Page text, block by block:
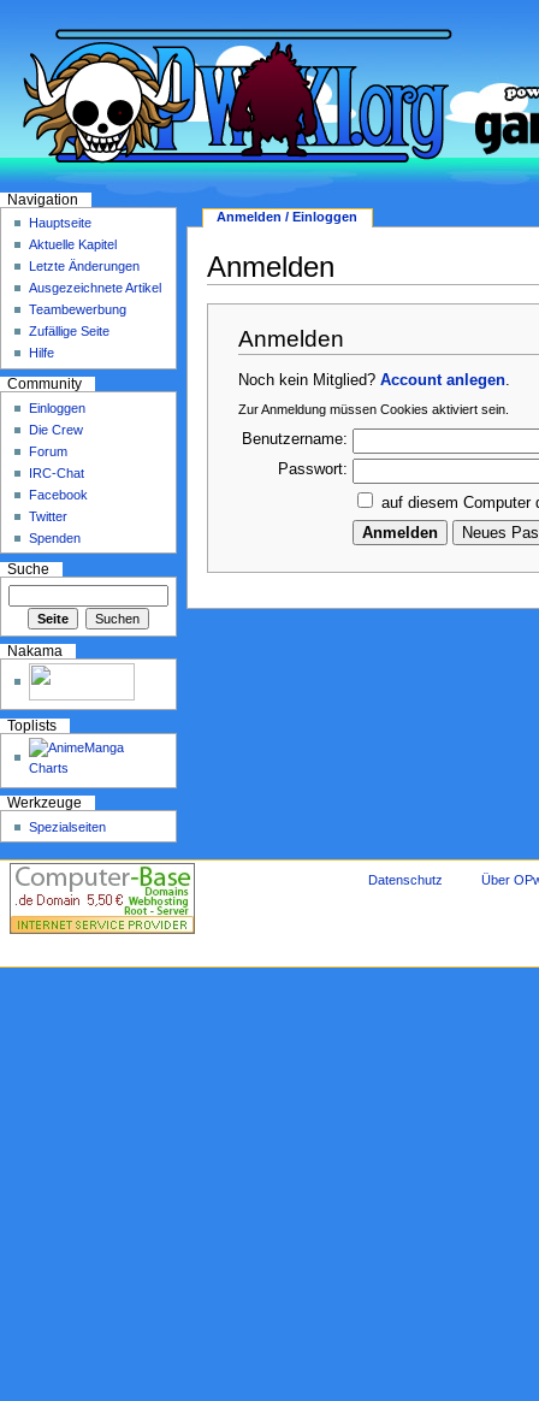
Anmelden
Anmelden
Noch kein Mitglied?Account anlegen
Zur Anmeldung müssen Cookies aktiviert sein.
Benutzername:
Passwort:
auf diesem Computer
Anmelden / Einloggen
Navigation
Hauptseite
Aktuelle Kapitel
Letzte Änderungen
Ausgezeichnete Artikel
Teambewerbung
Zufällige Seite
Hilfe
Community
Einloggen
Die Crew
Forum
IRC-Chat
Facebook
Twitter
Spenden
Suche
Nakama
Toplists
Werkzeuge
Spezialseiten
Datenschutz Über